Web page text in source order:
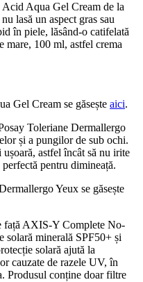
Aqua Gel Cream de la
lasă un aspect gras sau
în piele, lăsând-o catifelată
mare, 100 ml, astfel crema
Gel Cream se găsește aici.
Toleriane Dermallergo
și a pungilor de sub ochi.
ușoară, astfel încât să nu irite
pentru dimineață.
Yeux se găsește
față AXIS-Y Complete No-
solară minerală SPF50+ și
solară ajută la
cauzate de razele UV, în
Produsul conține doar filtre